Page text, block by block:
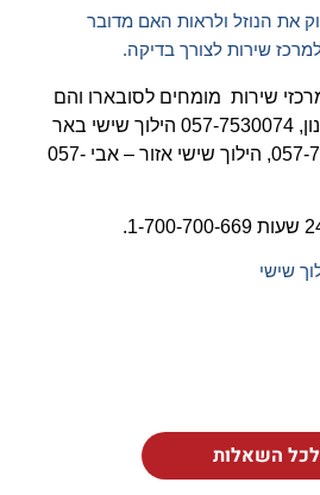
את הנוזל ולראות האם מדובר
שירות לצורך בדיקה.
שירות מומחים לסובארו והם
: הילוך שישי יפו – אמנון, 057-7530074 הילוך שישי באר
יעקב – איבי, 057-7530027, הילוך שישי אזור – אבי 057-
שישי
לכל השאלות